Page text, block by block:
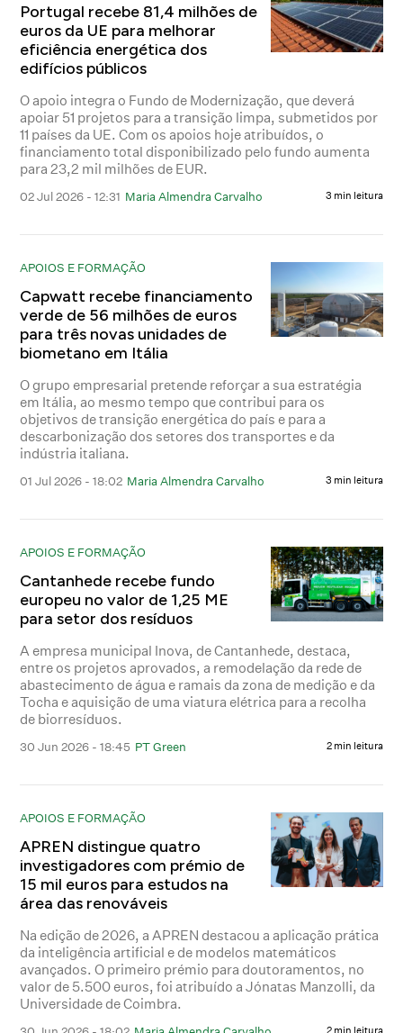
Portugal recebe 81,4 milhões de
euros da UE para melhorar
eficiência energética dos
edifícios públicos
O apoio integra o Fundo de Modernização, que deverá
apoiar 51 projetos para a transição limpa, submetidos por
11 países da UE. Com os apoios hoje atribuídos, o
financiamento total disponibilizado pelo fundo aumenta
para 23,2 mil milhões de EUR.
02 Jul 2026 - 12:31 Maria Almendra Carvalho 3 min leitura
APOIOS E FORMAÇÃO
Capwatt recebe financiamento
verde de 56 milhões de euros
para três novas unidades de
biometano em Itália
O grupo empresarial pretende reforçar a sua estratégia
em Itália, ao mesmo tempo que contribui para os
objetivos de transição energética do país e para a
descarbonização dos setores dos transportes e da
indústria italiana.
01 Jul 2026 - 18:02 Maria Almendra Carvalho 3 min leitura
APOIOS E FORMAÇÃO
Cantanhede recebe fundo
europeu no valor de 1,25 ME
para setor dos resíduos
A empresa municipal Inova, de Cantanhede, destaca,
entre os projetos aprovados, a remodelação da rede de
abastecimento de água e ramais da zona de medição e da
Tocha e aquisição de uma viatura elétrica para a recolha
de biorresíduos.
30 Jun 2026 - 18:45 PT Green 2 min leitura
APOIOS E FORMAÇÃO
APREN distingue quatro
investigadores com prémio de
15 mil euros para estudos na
área das renováveis
Na edição de 2026, a APREN destacou a aplicação prática
da inteligência artificial e de modelos matemáticos
avançados. O primeiro prémio para doutoramentos, no
valor de 5.500 euros, foi atribuído a Jónatas Manzolli, da
Universidade de Coimbra.
2 min leitura